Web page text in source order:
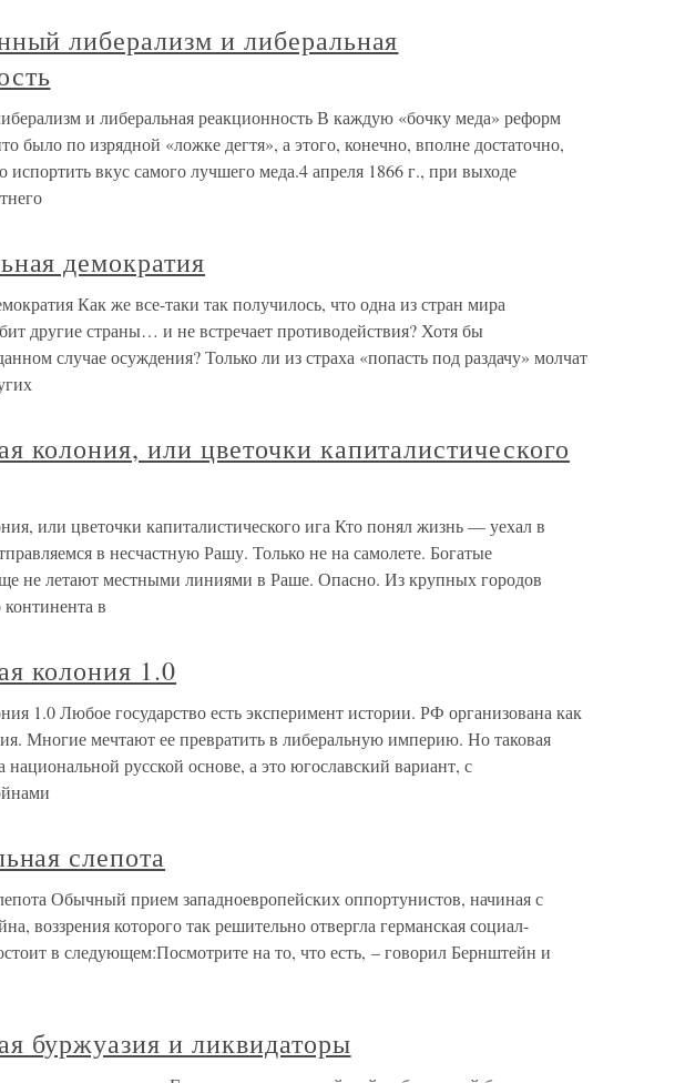
либерализм и либеральная
и либеральная реакционность В каждую «бочку меда» реформ
было по изрядной «ложке дегтя», а этого, конечно, вполне достаточно,
испортить вкус самого лучшего меда.4 апреля 1866 г., при выходе
демократия
Как же все-таки так получилось, что одна из стран мира
другие страны… и не встречает противодействия? Хотя бы
случае осуждения? Только ли из страха «попасть под раздачу» молчат
колония, или цветочки капиталистического
или цветочки капиталистического ига Кто понял жизнь — уехал в
в несчастную Рашу. Только не на самолете. Богатые
не летают местными линиями в Раше. Опасно. Из крупных городов
в
колония 1.0
1.0 Любое государство есть эксперимент истории. РФ организована как
Многие мечтают ее превратить в либеральную империю. Но таковая
русской основе, а это югославский вариант, с
слепота
Обычный прием западноевропейских оппортунистов, начиная с
воззрения которого так решительно отвергла германская социал-
в следующем:Посмотрите на то, что есть, – говорил Бернштейн и
буржуазия и ликвидаторы